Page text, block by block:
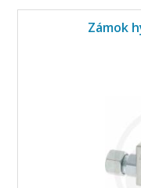
Zámok